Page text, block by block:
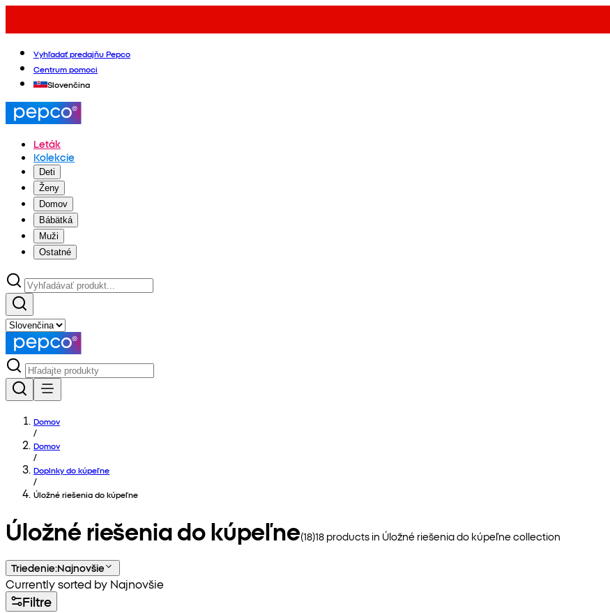
Vyhľadať predajňu Pepco
Centrum pomoci
Slovenčina
Leták
Kolekcie
Deti
Ženy
Domov
Bábätká
Muži
Ostatné
Domov
/
Domov
/
Doplnky do kúpeľne
/
Úložné riešenia do kúpeľne
Úložné riešenia do kúpeľne(18)18products in Úložné riešenia do kúpeľnecollection
Triedenie:Najnovšie
Currently sorted by Najnovšie
Filtre